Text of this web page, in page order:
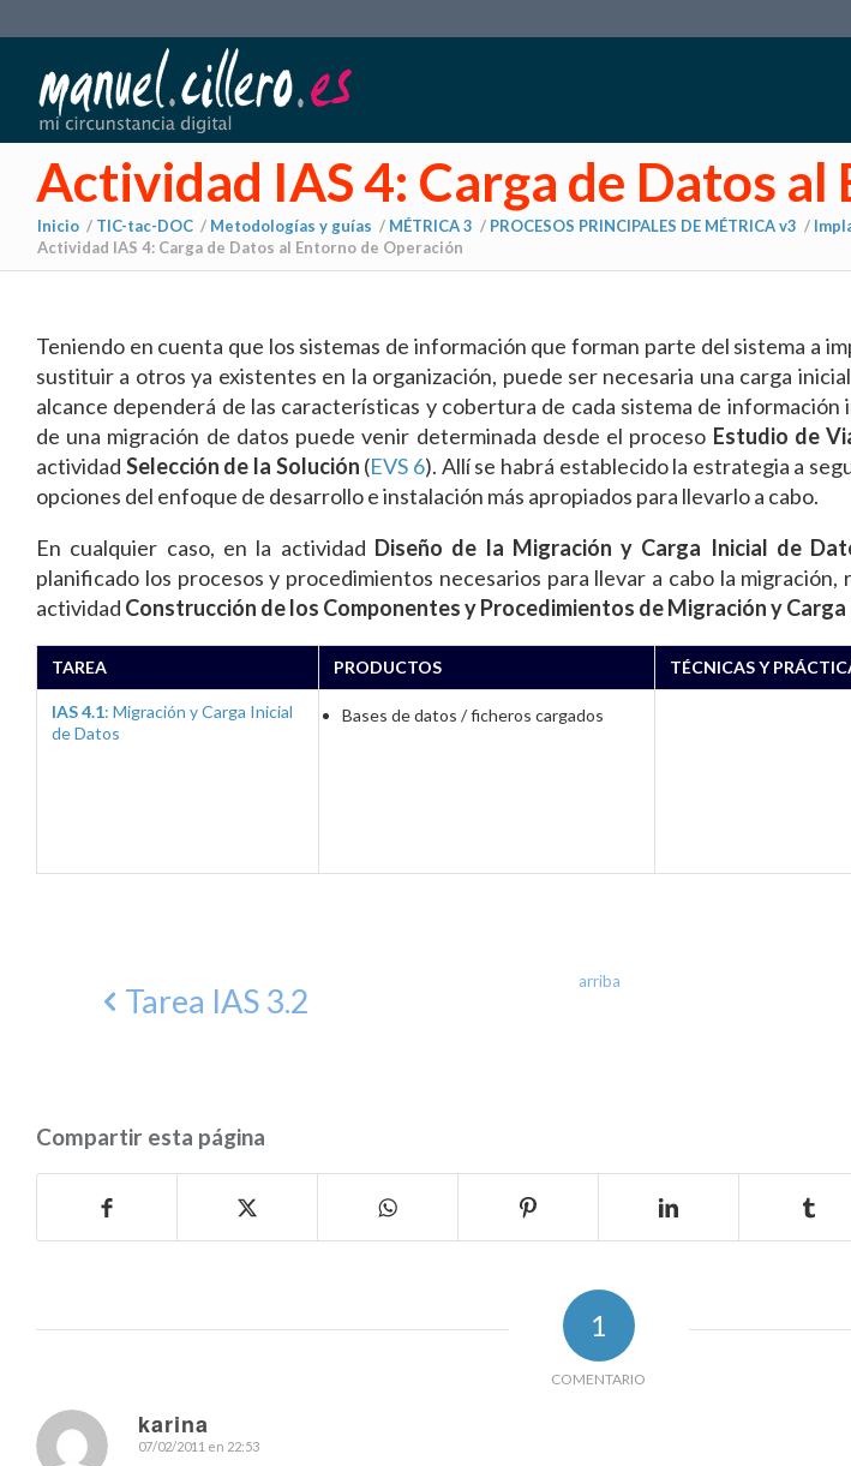
Actividad IAS 4: Carga de Datos
Inicio / TIC-tac-DOC / Metodologías y guías / MÉTRICA 3 / PROCESOS PRINCIPALES DE MÉTRICA v3 /
Actividad IAS 4: Carga de Datos al Entorno de Operación
Teniendo en cuenta que los sistemas de información que forman parte del sistema a
sustituir a otros ya existentes en la organización, puede ser necesaria una carga
alcance dependerá de las características y cobertura de cada sistema de información
de una migración de datos puede venir determinada desde el proceso Estudio de
actividad Selección de la Solución (EVS 6). Allí se habrá establecido la estrategia a
opciones del enfoque de desarrollo e instalación más apropiados para llevarlo a cabo.
En cualquier caso, en la actividad Diseño de la Migración y Carga Inicial de
planificado los procesos y procedimientos necesarios para llevar a cabo la migración,
actividad Construcción de los Componentes y Procedimientos de Migración y
TAREA PRODUCTOS TÉCNICAS Y
IAS 4.1: Migración y Carga Inicial
de Datos
Bases de datos / ficheros cargados
Tarea IAS 3.2 arriba
Compartir esta página
1
COMENTARIO
karina
Dice:
07/02/2011 en 22:53